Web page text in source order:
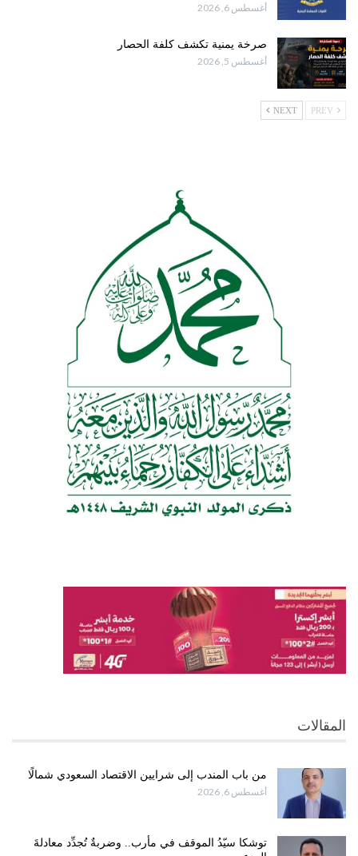
أغسطس 6, 2026
صرخة يمنية تكشف كلفة الحصار
أغسطس 5, 2026
NEXT
المقالات
من باب المندب إلى شرايين الاقتصاد السعودي شمالًا
أغسطس 6, 2026
توشكا سيّدُ الموقف في مأرب.. وضربةٌ تُجدِّد معادلةَ